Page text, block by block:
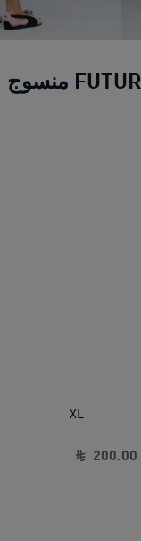
شورت FUTURE.PUMA.ARCHIVE منسوج
XL
200.00